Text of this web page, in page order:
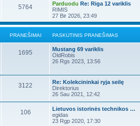
5764 Parduodu Re: Riga 12 variklis
RIMIS
27 Bir 2026, 23:49
PRANEŠIMAI PASKUTINIS PRANEŠIMAS
1695
Mustang 69 variklis
OldRobis
26 Rgs 2023, 13:56
3122
Re: Kolekcininkai ryja seilę
Direktorius
26 Sau 2021, 12:42
106
Lietuvos istorinės technikos …
egidas
23 Rgp 2020, 17:30